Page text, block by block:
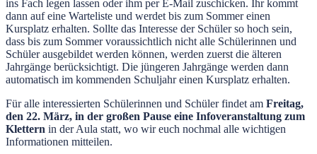
ins Fach legen lassen oder ihm per E-Mail zuschicken. Ihr kommt
dann auf eine Warteliste und werdet bis zum Sommer einen
Kursplatz erhalten. Sollte das Interesse der Schüler so hoch sein,
dass bis zum Sommer voraussichtlich nicht alle Schülerinnen und
Schüler ausgebildet werden können, werden zuerst die älteren
Jahrgänge berücksichtigt. Die jüngeren Jahrgänge werden dann
automatisch im kommenden Schuljahr einen Kursplatz erhalten.
Für alle interessierten Schülerinnen und Schüler findet am Freitag,
den 22. März, in der großen Pause eine Infoveranstaltung zum
Klettern in der Aula statt, wo wir euch nochmal alle wichtigen
Informationen mitteilen.